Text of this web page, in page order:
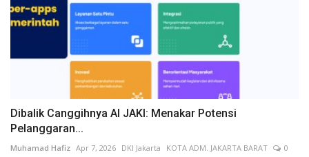
Dibalik Canggihnya AI JAKI: Menakar Potensi
Pelanggaran...
Muhamad Hafiz Apr 7, 2026 DKI Jakarta KOTA ADM. JAKARTA BARAT
0